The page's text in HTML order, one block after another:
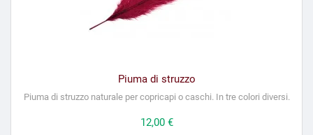
Piuma di struzzo
Piuma di struzzo naturale per copricapi o caschi. In tre colori diversi.
Prezzo
12,00 €